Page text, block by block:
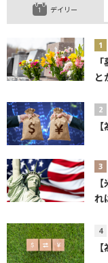
デイリー
と
れ